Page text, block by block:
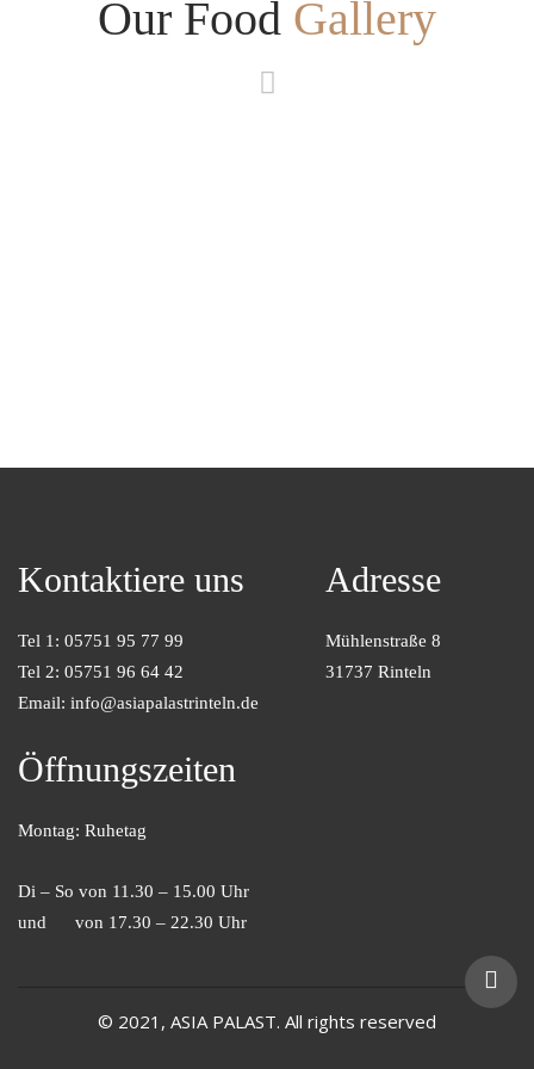
Our Food Gallery
Kontaktiere uns
Tel 1: 05751 95 77 99
Tel 2: 05751 96 64 42
Email: info@asiapalastrinteln.de
Adresse
Mühlenstraße 8
31737 Rinteln
Öffnungszeiten
Montag: Ruhetag
Di – So von 11.30 – 15.00 Uhr
und von 17.30 – 22.30 Uhr
© 2021, ASIA PALAST. All rights reserved